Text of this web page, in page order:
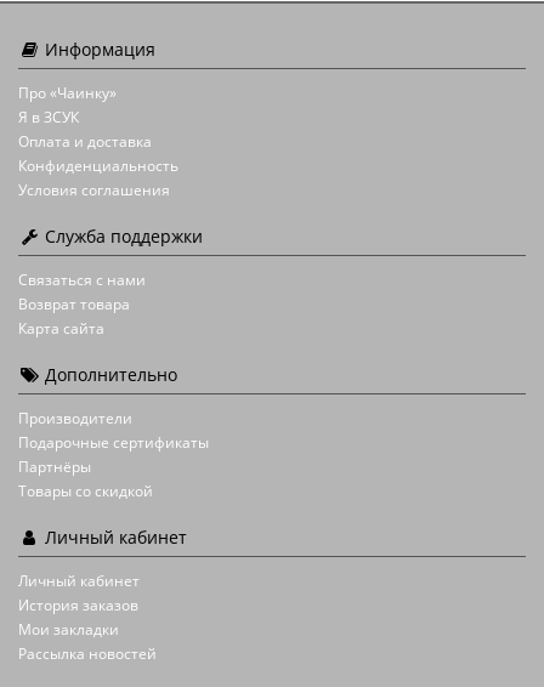
Информация
Про «Чаинку»
Я в ЗСУК
Оплата и доставка
Конфиденциальность
Условия соглашения
Служба поддержки
Связаться с нами
Возврат товара
Карта сайта
Дополнительно
Производители
Подарочные сертификаты
Партнёры
Товары со скидкой
Личный кабинет
Личный кабинет
История заказов
Мои закладки
Рассылка новостей